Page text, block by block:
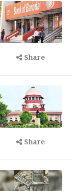
Share
Share